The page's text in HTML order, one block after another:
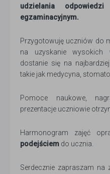
udzielania
egzaminacyjnym.
Przygotowuję uczniów do
na uzyskanie wysokich
dostanie się na
takie jak medycyna,
Pomoce naukowe,
prezentacje uczniowie
Harmonogram zajęć
podejściem do ucznia.
Serdecznie zapraszam na